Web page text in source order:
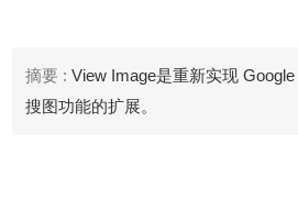
摘要 : View Image是重新实现
搜图功能的扩展。